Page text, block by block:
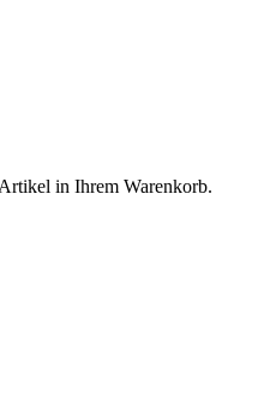
in Ihrem Warenkorb.